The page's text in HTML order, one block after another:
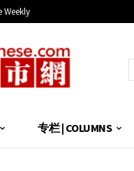
Weekly
专栏 | COLUMNS